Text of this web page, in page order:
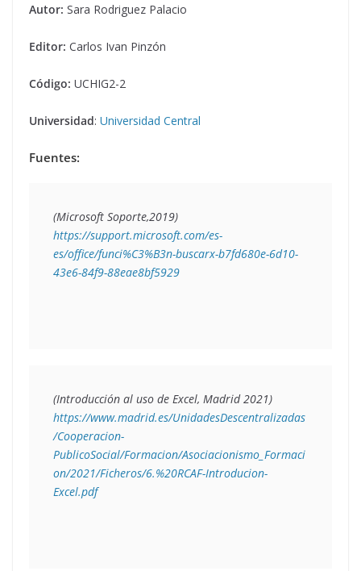
Autor: Sara Rodriguez Palacio
Editor: Carlos Ivan Pinzón
Código: UCHIG2-2
Universidad: Universidad Central
Fuentes:
https://support.microsoft.com/es-
es/office/funci%C3%B3n-buscarx-b7fd680e-6d10-
43e6-84f9-88eae8bf5929
https://www.madrid.es/UnidadesDescentralizadas
/Cooperacion-
PublicoSocial/Formacion/Asociacionismo_Formaci
on/2021/Ficheros/6.%20RCAF-Introducion-
Excel.pdf